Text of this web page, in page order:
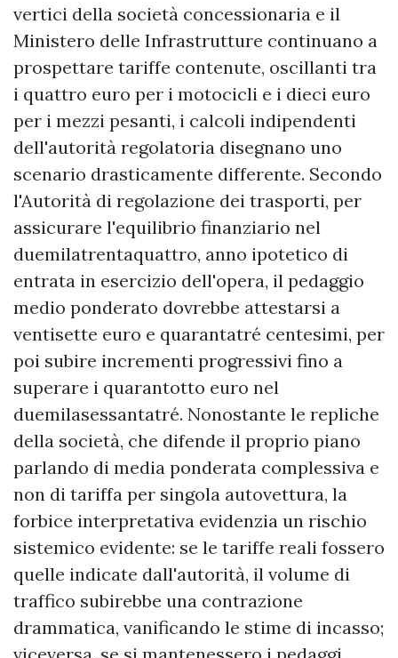
vertici della società concessionaria e il
Ministero delle Infrastrutture continuano a
prospettare tariffe contenute, oscillanti tra
i quattro euro per i motocicli e i dieci euro
per i mezzi pesanti, i calcoli indipendenti
dell'autorità regolatoria disegnano uno
scenario drasticamente differente. Secondo
l'Autorità di regolazione dei trasporti, per
assicurare l'equilibrio finanziario nel
duemilatrentaquattro, anno ipotetico di
entrata in esercizio dell'opera, il pedaggio
medio ponderato dovrebbe attestarsi a
ventisette euro e quarantatré centesimi, per
poi subire incrementi progressivi fino a
superare i quarantotto euro nel
duemilasessantatré. Nonostante le repliche
della società, che difende il proprio piano
parlando di media ponderata complessiva e
non di tariffa per singola autovettura, la
forbice interpretativa evidenzia un rischio
sistemico evidente: se le tariffe reali fossero
quelle indicate dall'autorità, il volume di
traffico subirebbe una contrazione
drammatica, vanificando le stime di incasso;